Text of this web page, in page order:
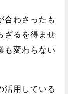
合わさったも
ざるを得ませ
も変わらない
活用している